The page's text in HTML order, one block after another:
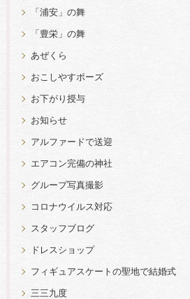
「浦安」の舞
「豊栄」の舞
あぜくら
おこしやすポーズ
お下がり授与
お知らせ
アルファードで送迎
エアコン完備の神社
グループ写真撮影
コロナウイルス対応
スタッフブログ
ドレスショップ
フィギュアスケートの聖地で結婚式
三三九度